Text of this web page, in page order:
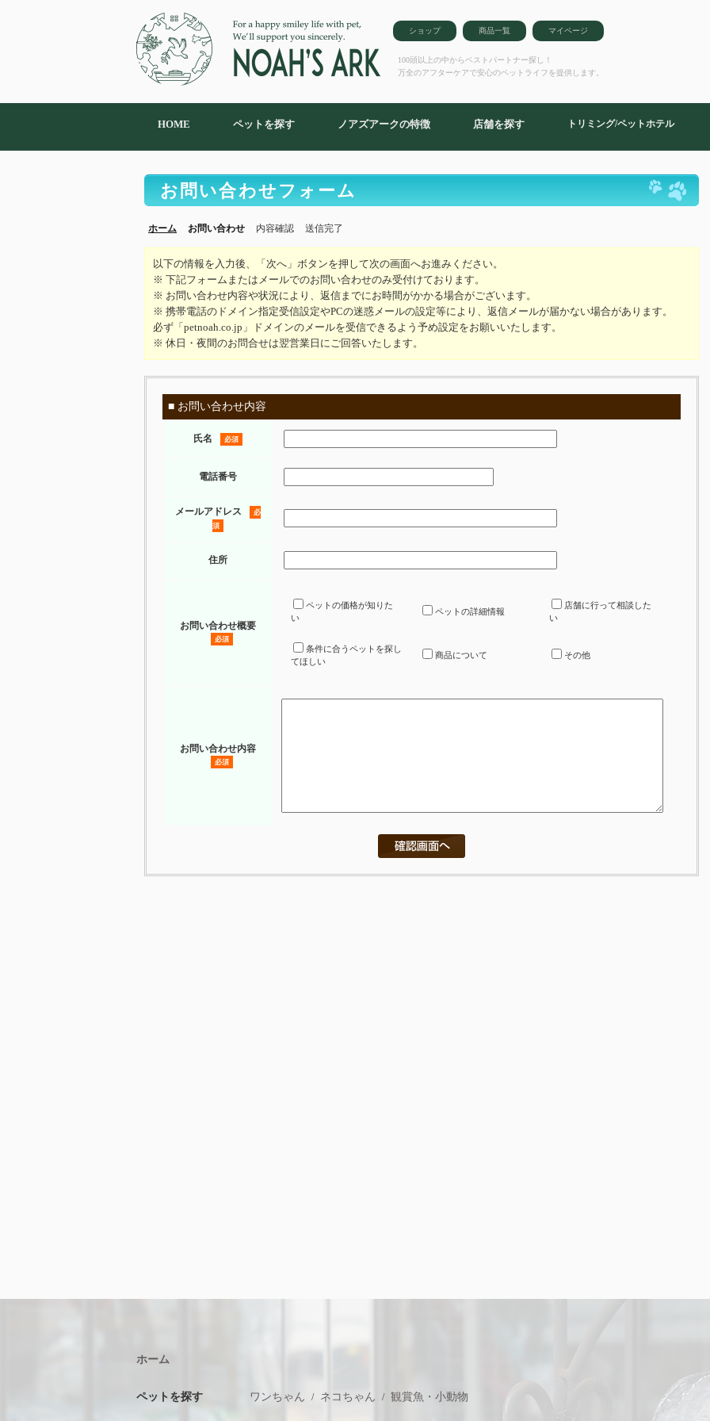
ショップ 商品一覧 マイページ
100頭以上の中からベストパートナー探し！
万全のアフターケアで安心のペットライフを提供します。
HOME ペットを探す ノアズアークの特徴 店舗を探す トリミング/ペットホテル
お問い合わせフォーム
ホーム お問い合わせ 内容確認 送信完了
以下の情報を入力後、「次へ」ボタンを押して次の画面へお進みください。
※ 下記フォームまたはメールでのお問い合わせのみ受付けております。
※ お問い合わせ内容や状況により、返信までにお時間がかかる場合がございます。
※ 携帯電話のドメイン指定受信設定やPCの迷惑メールの設定等により、返信メールが届かない場合があります。
必ず「petnoah.co.jp」ドメインのメールを受信できるよう予め設定をお願いいたします。
※ 休日・夜間のお問合せは翌営業日にご回答いたします。
■ お問い合わせ内容
氏名 必須
電話番号
メールアドレス
必
須
住所
お問い合わせ概要
必須
ペットの価格が知りた
い
ペットの詳細情報
店舗に行って相談した
い
条件に合うペットを探し
てほしい
商品について その他
お問い合わせ内容
必須
ホーム
ペットを探す ワンちゃん ネコちゃん 観賞魚・小動物